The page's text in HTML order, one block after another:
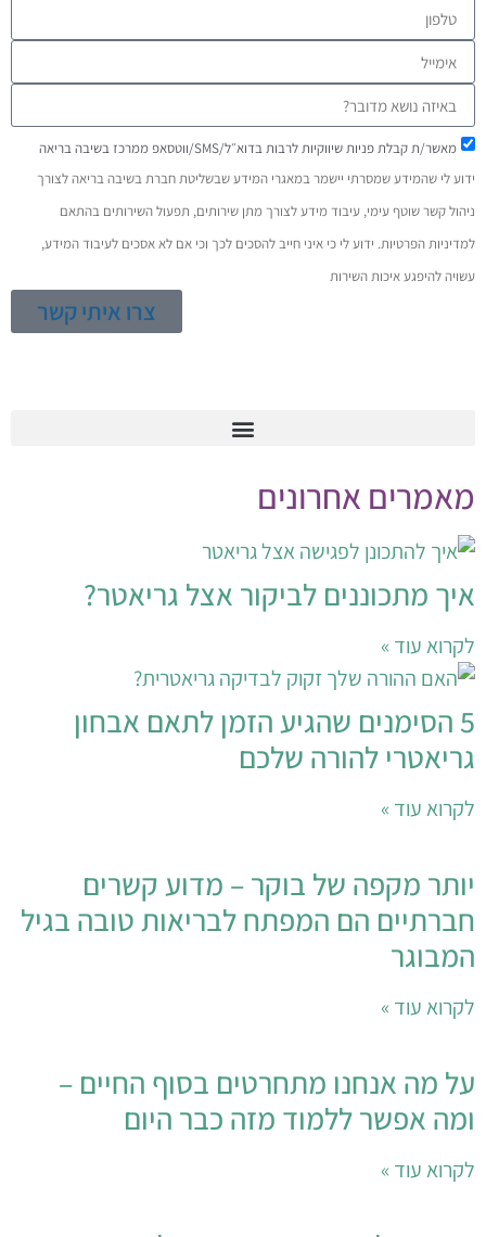
מאשר/ת קבלת פניות שיווקיות לרבות בדוא״ל/SMS/ווטסאפ ממרכז בשיבה בריאה
לי שהמידע שמסרתי יישמר במאגרי המידע שבשליטת חברת בשיבה בריאה לצורך
קשר שוטף עימי, עיבוד מידע לצורך מתן שירותים, תפעול השירותים בהתאם
הפרטיות. ידוע לי כי איני חייב להסכים לכך וכי אם לא אסכים לעיבוד המידע,
להיפגע איכות השירות
צרו איתי קשר
אחרונים
מתכוננים לביקור אצל גריאטר?
עוד »
5 הסימנים שהגיע הזמן לתאם אבחון
להורה שלכם
עוד »
מקפה של בוקר – מדוע קשרים
הם המפתח לבריאות טובה בגיל
עוד »
מה אנחנו מתחרטים בסוף החיים –
אפשר ללמוד מזה כבר היום
עוד »